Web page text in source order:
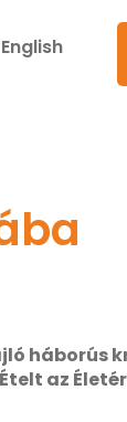
English
háborús
az